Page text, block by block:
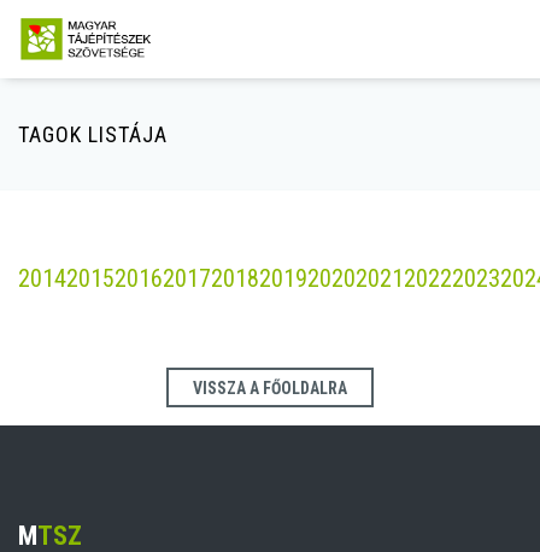
TAGOK LISTÁJA
2014201520162017201820192020202120222023
VISSZA A FŐOLDALRA
MTSZ